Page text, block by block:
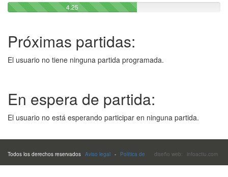
4.25
Próximas partidas:
El usuario no tiene ninguna partida programada.
En espera de partida:
El usuario no está esperando participar en ninguna partida.
diseño web: infoactiu.com
Todos los derechos reservados Aviso legal - Política de